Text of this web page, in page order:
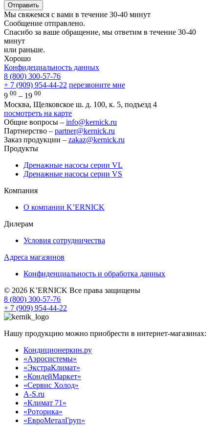
Мы свяжемся с вами в течение 30-40 минут
Сообщение отправлено.
Спасибо за ваше обращение, мы ответим в течение 30-40
минут
или раньше.
Хорошо
Конфидециальность данных
8 (800) 300-57-76
+ 7 (909) 954-44-22 перезвоните мне
9 00 – 19 00
Москва, Щелковское ш. д. 100, к. 5, подъезд 4
посмотреть на карте
Общие вопросы – info@kernick.ru
Партнерство – partner@kernick.ru
Заказ продукции – zakaz@kernick.ru
Продукты
Дренажные насосы серии VL
Дренажные насосы серии VS
Компания
О компании K’ERNICK
Дилерам
Условия сотрудничества
Адреса магазинов
Конфиденциальность и обработка данных
© 2026 K’ERNICK Все права защищены
8 (800) 300-57-76
+ 7 (909) 954-44-22
Нашу продукцию можно приобрести в интернет-магазинах:
Кондиционеркин.ру
«Аэросистемы»
«ЭкстраКлимат»
«КондейМаркет»
«Сервис Холод»
A-S.ru
«Климат 71»
«Роторика»
«ЕвроМеталГруп»